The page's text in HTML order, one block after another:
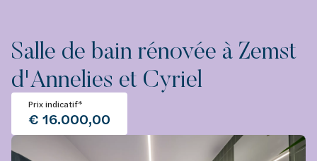
Salle de bain rénovée à Zemst
d'Annelies et Cyriel
Prix indicatif*
€ 16.000,00